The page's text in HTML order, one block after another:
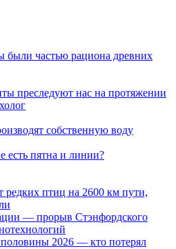
были частью рациона древних
преследуют нас на протяжении
собственную воду
есть пятна и линии?
редких птиц на 2600 км пути,
— прорыв Стэнфордского
2026 — кто потерял